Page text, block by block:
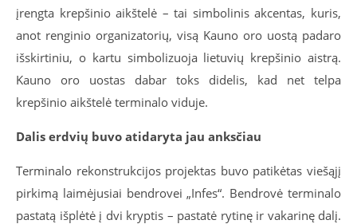
įrengta krepšinio aikštelė – tai simbolinis akcentas, kuris,
anot renginio organizatorių, visą Kauno oro uostą padaro
išskirtiniu, o kartu simbolizuoja lietuvių krepšinio aistrą.
Kauno oro uostas dabar toks didelis, kad net telpa
krepšinio aikštelė terminalo viduje.
Dalis erdvių buvo atidaryta jau anksčiau
Terminalo rekonstrukcijos projektas buvo patikėtas viešąjį
pirkimą laimėjusiai bendrovei „Infes“. Bendrovė terminalo
pastatą išplėtė į dvi kryptis – pastatė rytinę ir vakarinę dalį.